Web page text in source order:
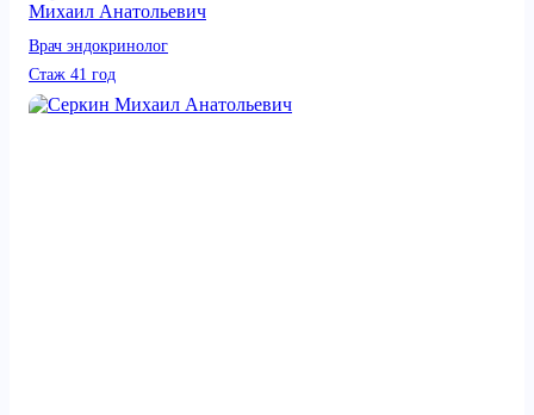
Михаил Анатольевич
Врач эндокринолог
Стаж 41 год